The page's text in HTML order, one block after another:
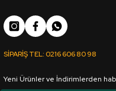
18mm*1830*3660mm Ham
SİPARİŞ TEL:0216 606 80 98
Yeni Ürünler ve İndirimlerden